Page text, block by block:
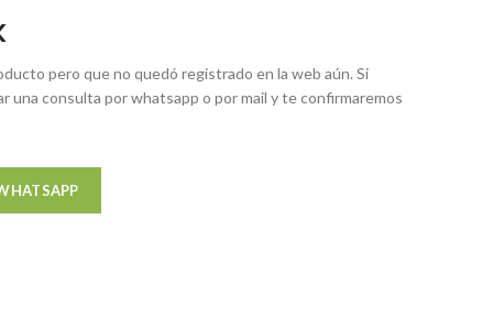
pero que no quedó registrado en la web aún. Si
una consulta por whatsapp o por mail y te confirmaremos